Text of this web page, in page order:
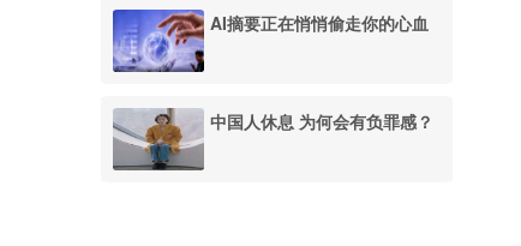
AI摘要正在悄悄偷走你的心血
中国人休息 为何会有负罪感？